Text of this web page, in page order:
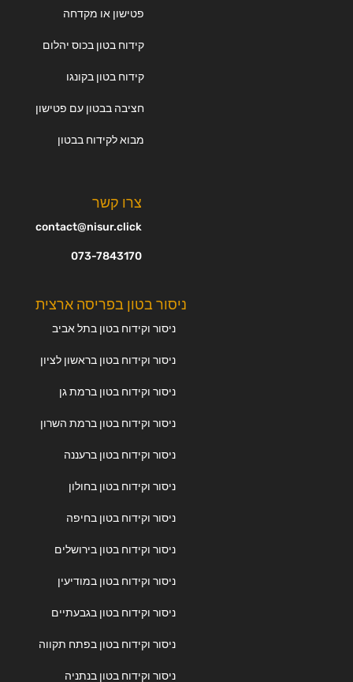
פטישון או מקדחה
קידוח בטון בכוס יהלום
קידוח בטון בקונגו
חציבה בבטון עם פטישון
מבוא לקידוח בבטון
צרו קשר
contact@nisur.click
073-7843170
ניסור בטון בפריסה ארצית
ניסור וקידוח בטון בתל אביב
ניסור וקידוח בטון בראשון לציון
ניסור וקידוח בטון ברמת גן
ניסור וקידוח בטון ברמת השרון
ניסור וקידוח בטון ברעננה
ניסור וקידוח בטון בחולון
ניסור וקידוח בטון בחיפה
ניסור וקידוח בטון בירושלים
ניסור וקידוח בטון במודיעין
ניסור וקידוח בטון בגבעתיים
ניסור וקידוח בטון בפתח תקווה
ניסור וקידוח בטון בנתניה